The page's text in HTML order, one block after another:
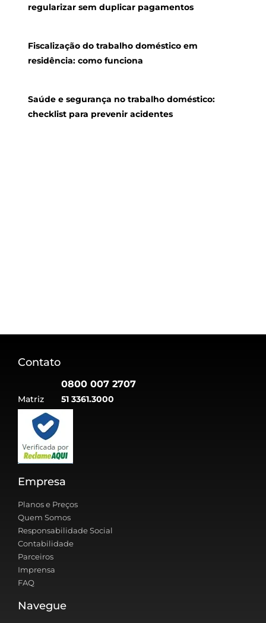
regularizar sem duplicar pagamentos
Fiscalização do trabalho doméstico em
residência: como funciona
Saúde e segurança no trabalho doméstico:
checklist para prevenir acidentes
Contato
0800 007 2707
Matriz 51 3361.3000
Empresa
Planos e Preços
Quem Somos
Responsabilidade Social
Contabilidade
Parceiros
Imprensa
FAQ
Navegue